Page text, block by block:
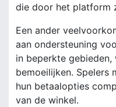
die door het platform
Een ander
aan ondersteuning
in beperkte
bemoeilijken. Spelers
hun betaalopties
van de winkel.